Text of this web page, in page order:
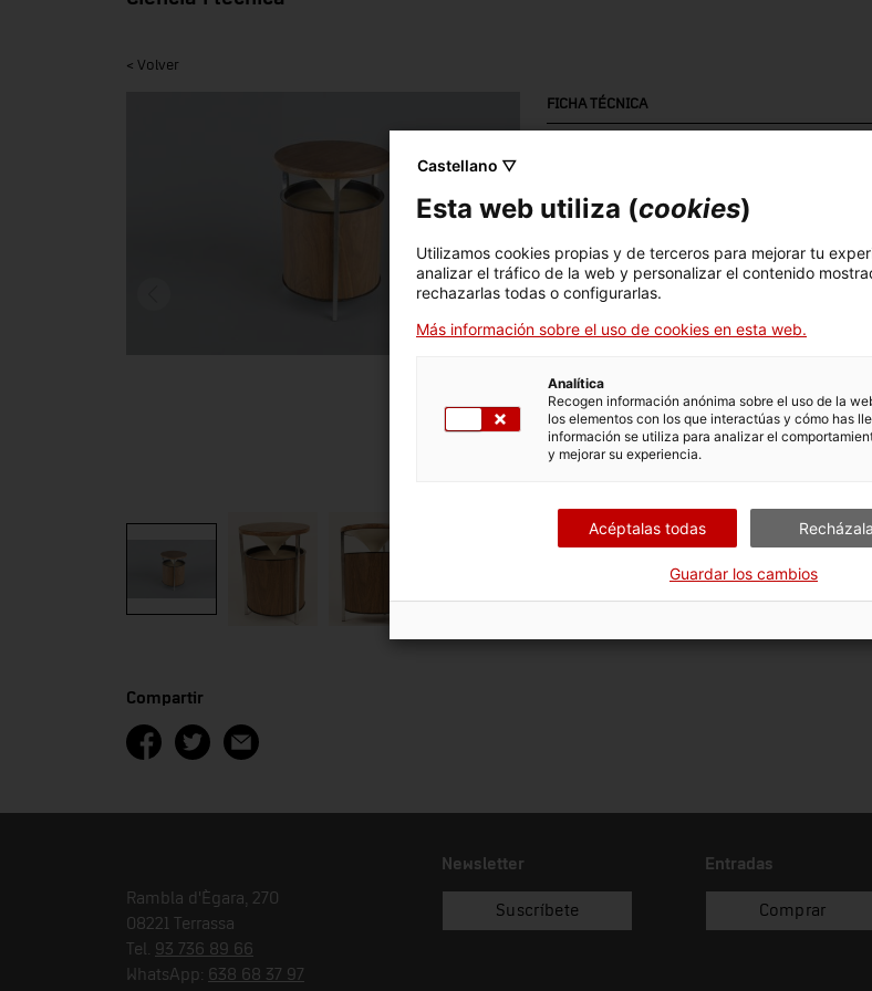
< Volver
FICHA TÉCNICA
Número de inventario
5277.2 Dècada de
Técnica
DATOS DEL MUSEO
Ciència i tècnica
Compartir
Rambla d'Ègara, 270
08221 Terrassa
Tel. 93 736 89 66
WhatsApp: 638 68 37 97
Newsletter
Suscríbete
Entradas
Comprar
Castellano ▽
Esta web utiliza (cookies)
Utilizamos cookies propias y de terceros para mejorar tu
analizar el tráfico de la web y personalizar el contenido
rechazarlas todas o configurarlas.
Más información sobre el uso de cookies en esta web.
Analítica
Recogen información anónima sobre el uso de la
los elementos con los que interactúas y cómo has
información se utiliza para analizar el
y mejorar su experiencia.
Acéptalas todas
Guardar los cambios